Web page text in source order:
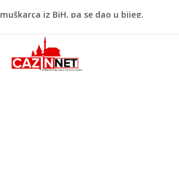
Evo kakvo će danas vrijeme biti u BiH
napadati susjedne zemlje, ali ćemo
uzvratiti ukoliko krenu na nas
Novi detalji ubistva u Bosanskoj Krupi: